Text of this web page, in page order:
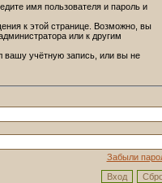
имя пользователя и пароль и
к этой странице. Возможно, вы
или к другим
вашу учётную запись, или вы не
Забыли